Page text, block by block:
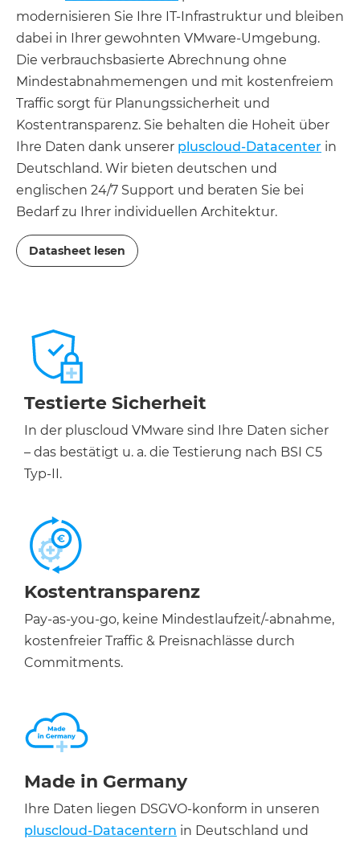
modernisieren Sie Ihre IT-Infrastruktur und bleiben
dabei in Ihrer gewohnten VMware-Umgebung.
Die verbrauchsbasierte Abrechnung ohne
Mindestabnahmemengen und mit kostenfreiem
Traffic sorgt für Planungssicherheit und
Kostentransparenz. Sie behalten die Hoheit über
Ihre Daten dank unserer pluscloud-Datacenter in
Deutschland. Wir bieten deutschen und
englischen 24/7 Support und beraten Sie bei
Bedarf zu Ihrer individuellen Architektur.​
Datasheet lesen
Testierte Sicherheit
In der pluscloud VMware sind Ihre Daten sicher
– das bestätigt u. a. die Testierung nach BSI C5
Typ-II.
Kostentransparenz
Pay-as-you-go, keine Mindestlaufzeit/-abnahme,
kostenfreier Traffic & Preisnachlässe durch
Commitments.
Made in Germany
Ihre Daten liegen DSGVO-konform in unseren
pluscloud-Datacentern in Deutschland und